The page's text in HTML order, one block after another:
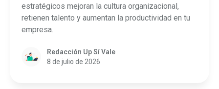
estratégicos mejoran la cultura organizacional,
retienen talento y aumentan la productividad en tu
empresa.
Redacción Up Sí Vale
8 de julio de 2026